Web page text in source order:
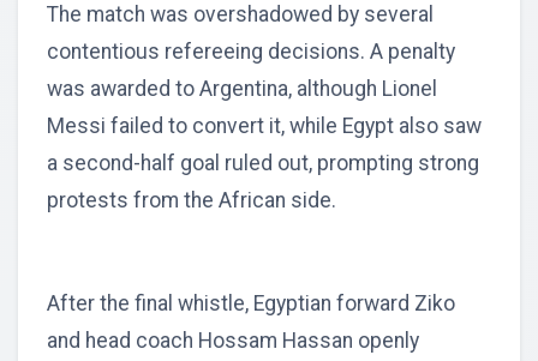
The match was overshadowed by several
contentious refereeing decisions. A penalty
was awarded to Argentina, although Lionel
Messi failed to convert it, while Egypt also saw
a second-half goal ruled out, prompting strong
protests from the African side.
After the final whistle, Egyptian forward Ziko
and head coach Hossam Hassan openly